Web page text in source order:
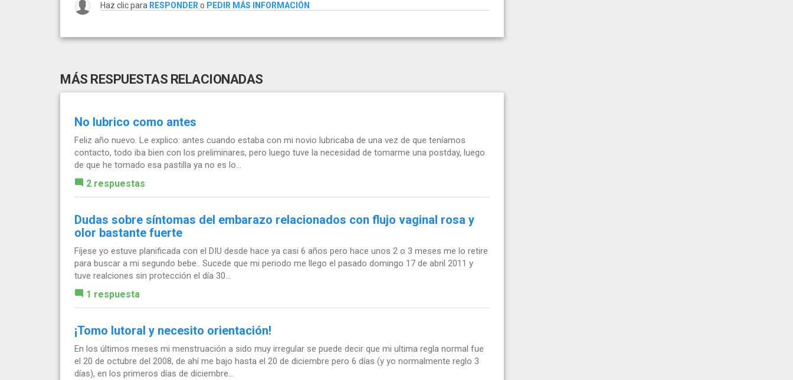
Haz clic para RESPONDERo PEDIR MÁS INFORMACIÓN
MÁS RESPUESTAS RELACIONADAS
No lubrico como antes
Feliz año nuevo. Le explico: antes cuando estaba con mi novio lubricaba de una vez de que teníamos
contacto, todo iba bien con los preliminares, pero luego tuve la necesidad de tomarme una postday, luego
de que he tomado esa pastilla ya no es lo...
2 respuestas
Dudas sobre síntomas del embarazo relacionados con flujo vaginal rosa y
olor bastante fuerte
Fíjese yo estuve planificada con el DIU desde hace ya casi 6 años pero hace unos 2 o 3 meses me lo retire
para buscar a mi segundo bebe.. Sucede que mi periodo me llego el pasado domingo 17 de abril 2011 y
tuve realciones sin protección el día 30...
1 respuesta
¡Tomo lutoral y necesito orientación!
En los últimos meses mi menstruación a sido muy irregular se puede decir que mi ultima regla normal fue
el 20 de octubre del 2008, de ahí me bajo hasta el 20 de diciembre pero 6 días (y yo normalmente reglo 3
días), en los primeros días de diciembre...